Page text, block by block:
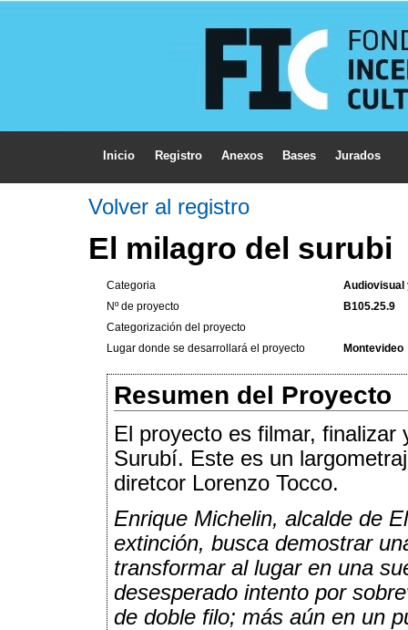
Inicio Registro Anexos Bases Jurados
Volver al registro
El milagro del surubi
Categoria
Audiovisual
Nº de proyecto
B105.25.9
Categorización del proyecto
Lugar donde se desarrollará el proyecto
Montevideo
Resumen del Proyecto
El proyecto es filmar, finalizar
Surubí. Este es un
diretcor Lorenzo Tocco.
Enrique Michelin, alcalde de
extinción, busca demostrar
transformar al lugar en una
desesperado intento por
de doble filo; más aún en un